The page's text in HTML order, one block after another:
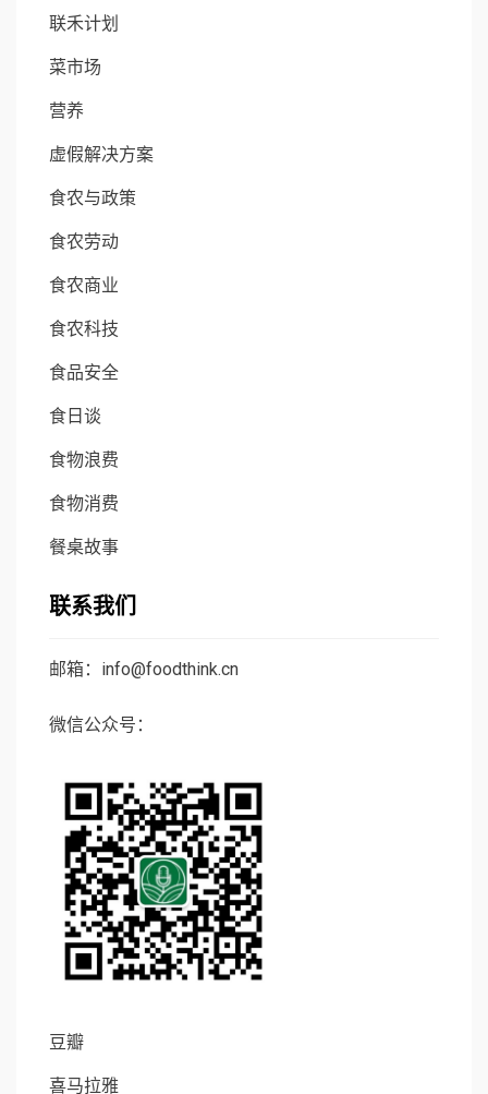
联禾计划
菜市场
营养
虚假解决方案
食农与政策
食农劳动
食农商业
食农科技
食品安全
食日谈
食物浪费
食物消费
餐桌故事
联系我们
邮箱：info@foodthink.cn
微信公众号：
豆瓣
喜马拉雅